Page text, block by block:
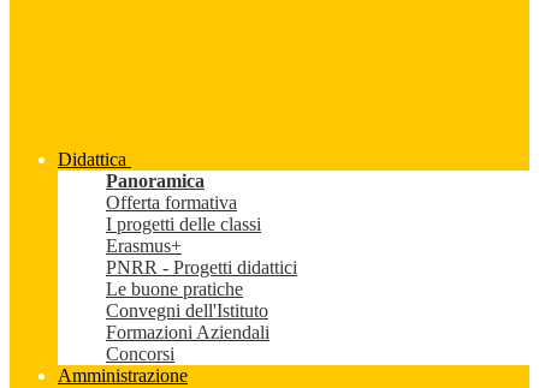
Didattica
Panoramica
Offerta formativa
I progetti delle classi
Erasmus+
PNRR - Progetti didattici
Le buone pratiche
Convegni dell'Istituto
Formazioni Aziendali
Concorsi
Amministrazione